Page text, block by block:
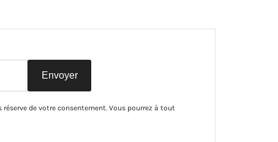
Envoyer
réserve de votre consentement. Vous pourrez à tout